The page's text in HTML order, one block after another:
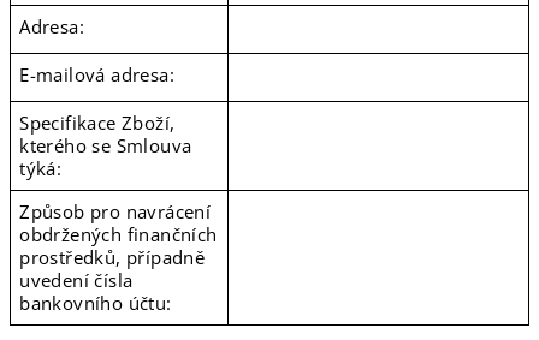
Adresa:
E-mailová adresa:
Specifikace Zboží,
kterého se Smlouva
týká:
Způsob pro navrácení
obdržených finančních
prostředků, případně
uvedení čísla
bankovního účtu: